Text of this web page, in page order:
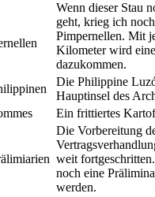
Wenn dieser Stau
geht, krieg ich
Pimpernellen. Mit
Kilometer wird
dazukommen.
Die Philippine
Hauptinsel des
Ein frittiertes
Die Vorbereitung
weit
noch eine
werden.